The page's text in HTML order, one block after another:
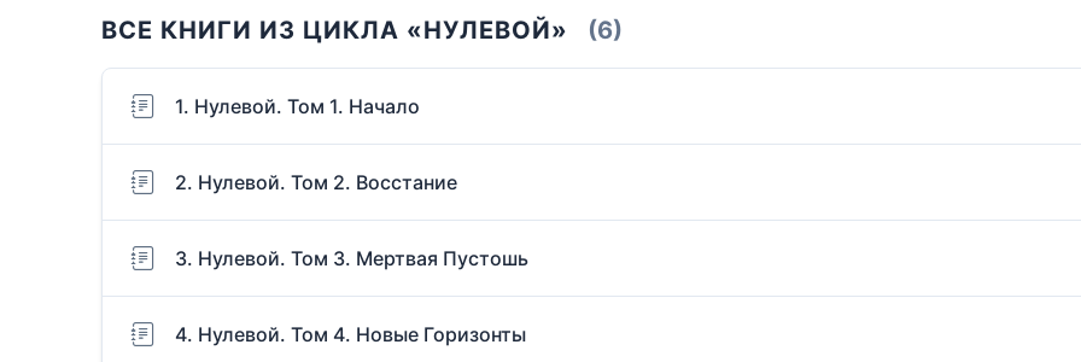
ВСЕ КНИГИ ИЗ ЦИКЛА «НУЛЕВОЙ» (6)
1. Нулевой. Том 1. Начало
2. Нулевой. Том 2. Восстание
3. Нулевой. Том 3. Мертвая Пустошь
4. Нулевой. Том 4. Новые Горизонты